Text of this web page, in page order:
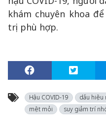
khám chuyên khoa
trị phù hợp.
Hậu COVID-19 dấu hiệu
mệt mỏi
suy giảm trí